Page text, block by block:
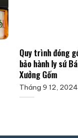
Quy trình đóng
bảo hành ly sứ
Xưởng Gốm
Tháng 9 12, 2024